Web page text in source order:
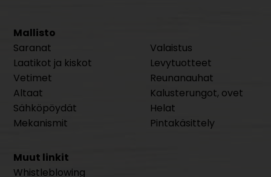
Mallisto
Saranat
Laatikot ja kiskot
Vetimet
Altaat
Sähköpöydät
Mekanismit
Valaistus
Levytuotteet
Reunanauhat
Kalusterungot, ovet
Helat
Pintakäsittely
Muut linkit
Whistleblowing